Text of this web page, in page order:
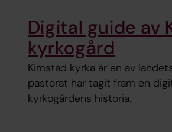
Digital guide av
kyrkogård
Kimstad kyrka är en av
pastorat har tagit fram en
kyrkogårdens historia.